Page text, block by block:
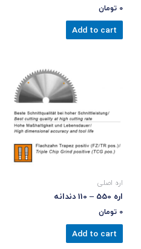
0 تومان
Add to cart
اره اصلی
اره 550 – 110 دندانه
0 تومان
Add to cart